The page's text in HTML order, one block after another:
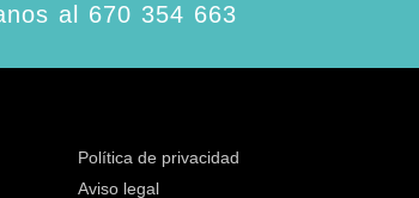
al 670 354 663
Política de privacidad
Aviso legal